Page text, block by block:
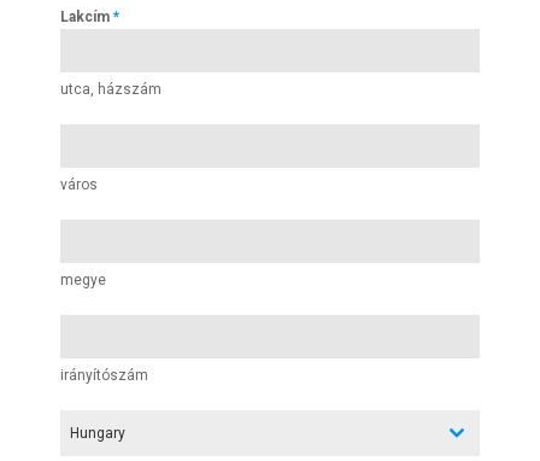
Lakcím *
utca, házszám
város
megye
irányítószám
Hungary